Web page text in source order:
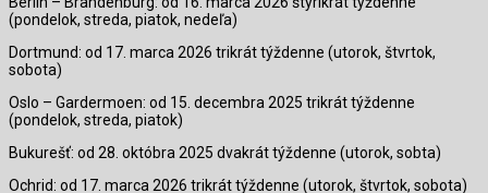
(pondelok, streda, piatok, nedeľa)
Dortmund: od 17. marca 2026 trikrát týždenne (utorok, štvrtok,
sobota)
Oslo – Gardermoen: od 15. decembra 2025 trikrát týždenne
(pondelok, streda, piatok)
Bukurešť: od 28. októbra 2025 dvakrát týždenne (utorok, sobta)
Ochrid: od 17. marca 2026 trikrát týždenne (utorok, štvrtok, sobota)